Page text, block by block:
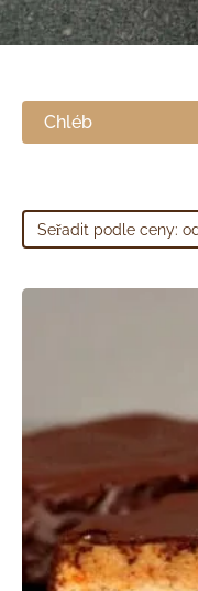
Chléb